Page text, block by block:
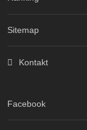
Sitemap
Kontakt
Facebook